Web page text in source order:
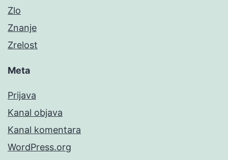
Zlo
Znanje
Zrelost
Meta
Prijava
Kanal objava
Kanal komentara
WordPress.org